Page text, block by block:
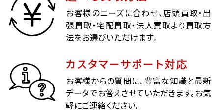
お客様のニーズに合わせ、店頭買取・出
張買取・宅配買取・法人買取より買取方
法をお選びいただけます。
カスタマーサポート対応
お客様からの質問に、豊富な知識と最新
データでお答えさせていただきます。お気
軽にご連絡ください。